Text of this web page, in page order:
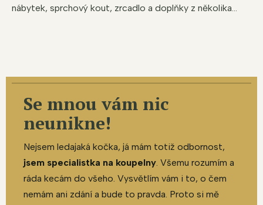
nábytek, sprchový kout, zrcadlo a doplňky z několika...
Se mnou vám nic
neunikne!
Nejsem ledajaká kočka, já mám totiž odbornost,
jsem specialistka na koupelny. Všemu rozumím a
ráda kecám do všeho. Vysvětlím vám i to, o čem
nemám ani zdání a bude to pravda. Proto si mě